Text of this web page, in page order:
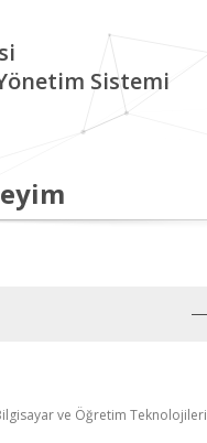
Sistemi
ve Öğretim Teknolojileri